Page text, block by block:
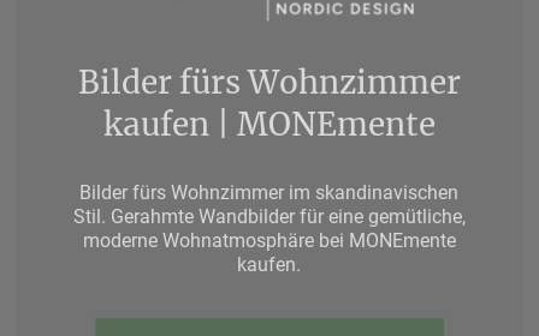
Bilder fürs Wohnzimmer
kaufen | MONEmente
Bilder fürs Wohnzimmer im skandinavischen
Stil. Gerahmte Wandbilder für eine gemütliche,
moderne Wohnatmosphäre bei MONEmente
kaufen.